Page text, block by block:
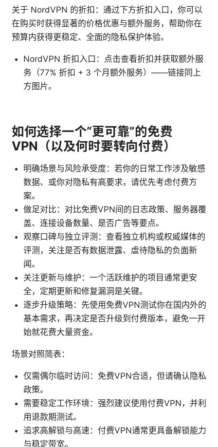
关于 NordVPN 的折扣：通过下方折扣入口，你可以
在购买时获得显著的价格优惠与额外服务，帮助你在
预算内获得更稳定、全面的隐私保护体验。
NordVPN 折扣入口：点击查看折扣并获取额外服
务（77% 折扣 + 3 个月额外服务）——链接同上
方图片。
如何选择一个“更可靠”的免费
VPN（以及何时要转向付费）
明确场景与风险承受度：若你的日常工作涉及敏感
数据、或你对隐私有高要求，请优先考虑付费方
案。
做足对比：对比免费VPN间的日志政策、服务器覆
盖、连接设备数量、是否广告等要点。
观察口碑与独立评测：查看独立机构或权威媒体的
评测，关注是否有数据泄露、虐待隐私的负面新
闻。
关注更新与维护：一个活跃维护的项目通常更安
全，定期更新和修复漏洞是关键。
逐步升级策略：先使用免费VPN测试你在国内外的
基本需求，再决定是否升级到付费版本，避免一开
始就花费大量资金。
场景对照简表：
仅需偶尔临时访问：免费VPN合适，但请确认隐私
政策。
需要稳定工作环境：强烈建议使用付费VPN，并利
用退款期测试。
追求高解锁与高速：付费VPN通常更具备解锁能力
与稳定带宽。